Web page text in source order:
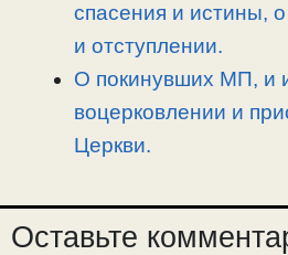
спасения и истины,
и отступлении.
О покинувших МП, и
воцерковлении и
Церкви.
Оставьте